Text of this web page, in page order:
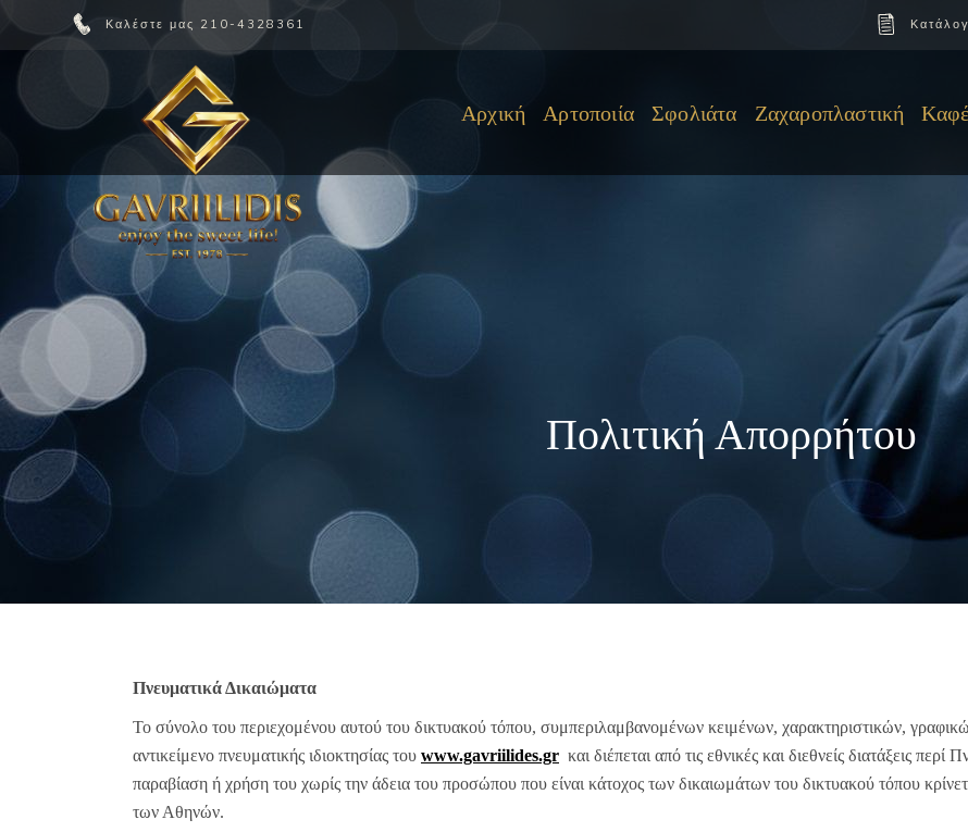
Καλέστε μας 210-4328361
Αρχική Αρτοποιία Σφολιάτα Ζαχαροπλαστική
Πολιτική Απορρήτου
Πνευματικά Δικαιώματα
Το σύνολο του περιεχομένου αυτού του δικτυακού τόπου, συμπεριλαμβανομένων κειμένων, χαρακτηριστικών,
αντικείμενο πνευματικής ιδιοκτησίας του www.gavriilides.gr και διέπεται από τις εθνικές και διεθνείς διατάξεις
παραβίαση ή χρήση του χωρίς την άδεια του προσώπου που είναι κάτοχος των δικαιωμάτων του δικτυακού τόπου
των Αθηνών.